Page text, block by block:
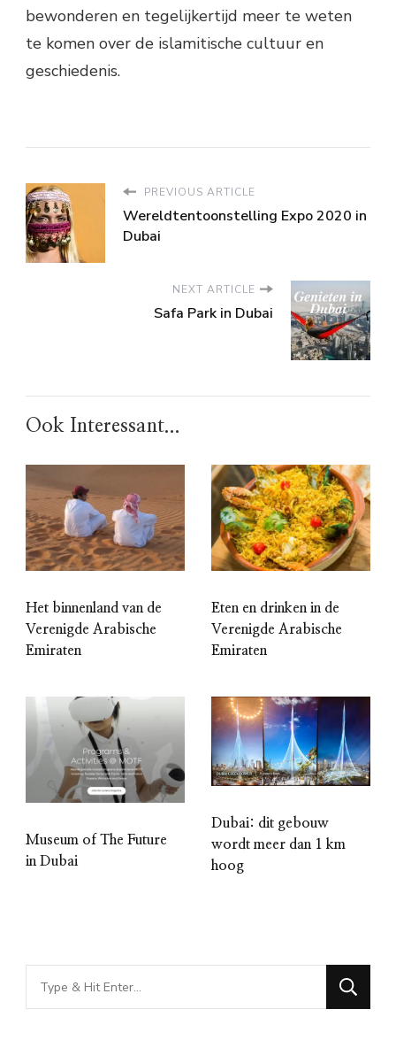
bewonderen en tegelijkertijd meer te weten
te komen over de islamitische cultuur en
geschiedenis.
PREVIOUS ARTICLE
Wereldtentoonstelling Expo 2020 in
Dubai
NEXT ARTICLE
Safa Park in Dubai
Ook Interessant...
Het binnenland van de
Verenigde Arabische
Emiraten
Eten en drinken in de
Verenigde Arabische
Emiraten
Museum of The Future
in Dubai
Dubai: dit gebouw
wordt meer dan 1 km
hoog
Looking
for